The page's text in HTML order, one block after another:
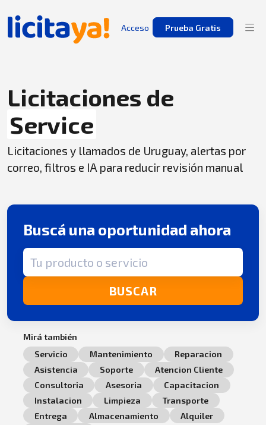
Acceso Prueba Gratis
Licitaciones de
Service
Licitaciones y llamados de Uruguay, alertas por
correo, filtros e IA para reducir revisión manual
Buscá una oportunidad ahora
Término de búsqueda
BUSCAR
Mirá también
Servicio
Mantenimiento
Reparacion
Asistencia
Soporte
Atencion Cliente
Consultoria
Asesoria
Capacitacion
Instalacion
Limpieza
Transporte
Entrega
Almacenamiento
Alquiler